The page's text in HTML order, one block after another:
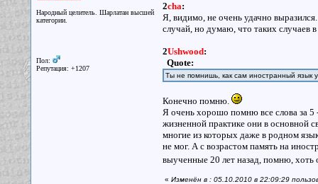
Народный целитель. Шарлатан высшей
категории.
Пол:
Репутация: +1207
2cha:
Я, видимо, не очень удачно
случай, но думаю, что таких случаев
2Ushwood:
Quote:
Ты не помнишь, как сам иностранный язык
Конечно помню.
Я очень хорошо помню все слова за 5
жизненной практике они в основной
многие из которых даже в родном
не мог. А с возрастом память на
выученные 20 лет назад, помню,
« Изменён в : 05.10.2010 в 22:09:29